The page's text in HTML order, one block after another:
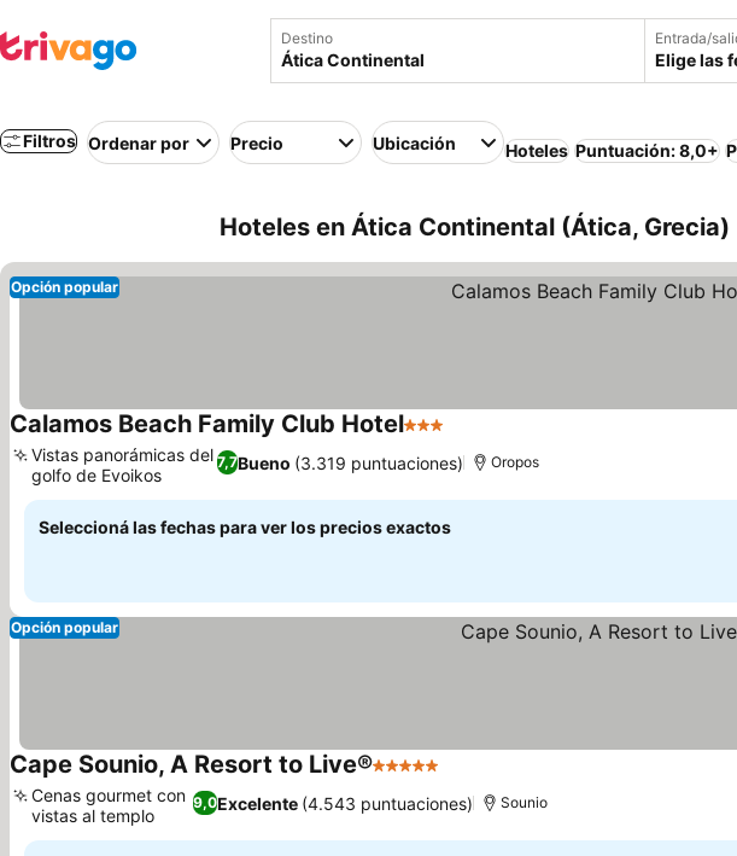
Destino Entrada/
Elige las
Filtros Ordenar por Precio Ubicación Hoteles Puntuación: 8,0+
Hoteles en Ática Continental (Ática, Grecia)
Opción popular
Calamos Beach Family Club Hotel3 Estrellas
7,7Bueno (3.319 puntuaciones)
Vistas panorámicas del
golfo de Evoikos
Oropos
Seleccioná las fechas para ver los precios exactos
Opción popular
Cape Sounio, A Resort to Live®5 Estrellas
9,0Excelente (4.543 puntuaciones)
Cenas gourmet con
vistas al templo
Sounio